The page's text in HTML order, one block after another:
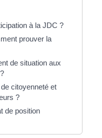
à la JDC ?
prouver la
de situation aux
citoyenneté et
?
de position